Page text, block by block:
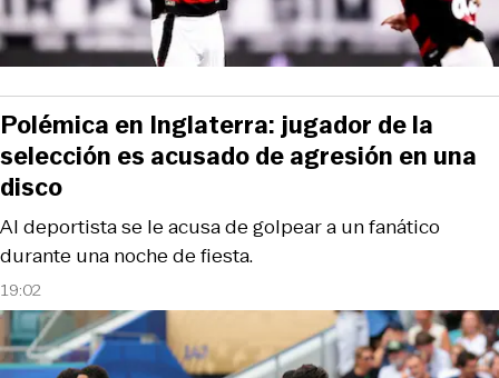
19:02
Al deportista se le acusa de golpear a un fanático
durante una noche de fiesta.
Polémica en Inglaterra: jugador de la
selección es acusado de agresión en una
disco